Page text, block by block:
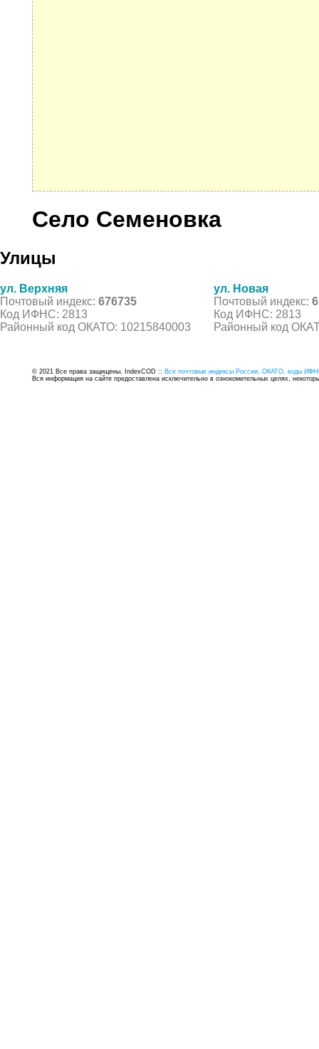
Село Семеновка
Улицы
ул. Верхняя
Почтовый индекс: 676735
Код ИФНС: 2813
Районный код ОКАТО: 10215840003
ул. Новая
Почтовый индекс:
Код ИФНС: 2813
Районный код
© 2021 Все права защищены. IndexCOD :: Все почтовые индексы России, ОКАТО, коды
Вся информация на сайте предоставлена исключительно в ознокомительных целях,